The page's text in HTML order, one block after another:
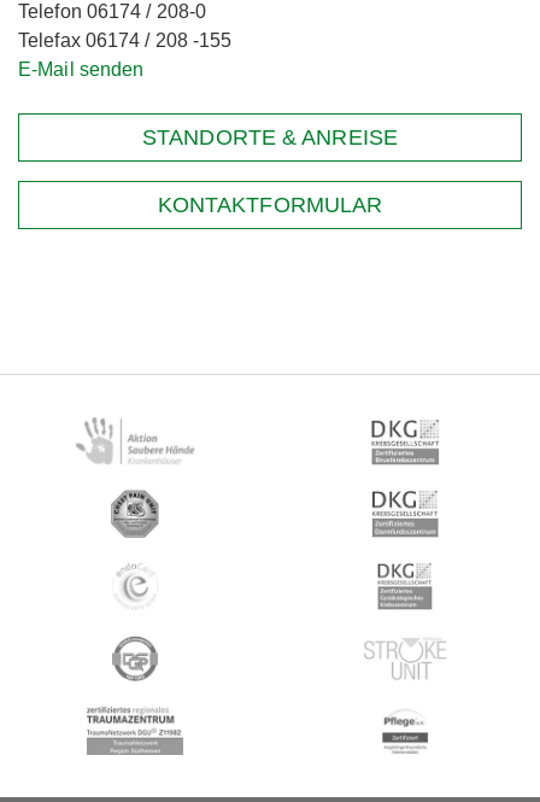
Telefon 06174 / 208-0
Telefax 06174 / 208 -155
E-Mail senden
STANDORTE & ANREISE
KONTAKTFORMULAR